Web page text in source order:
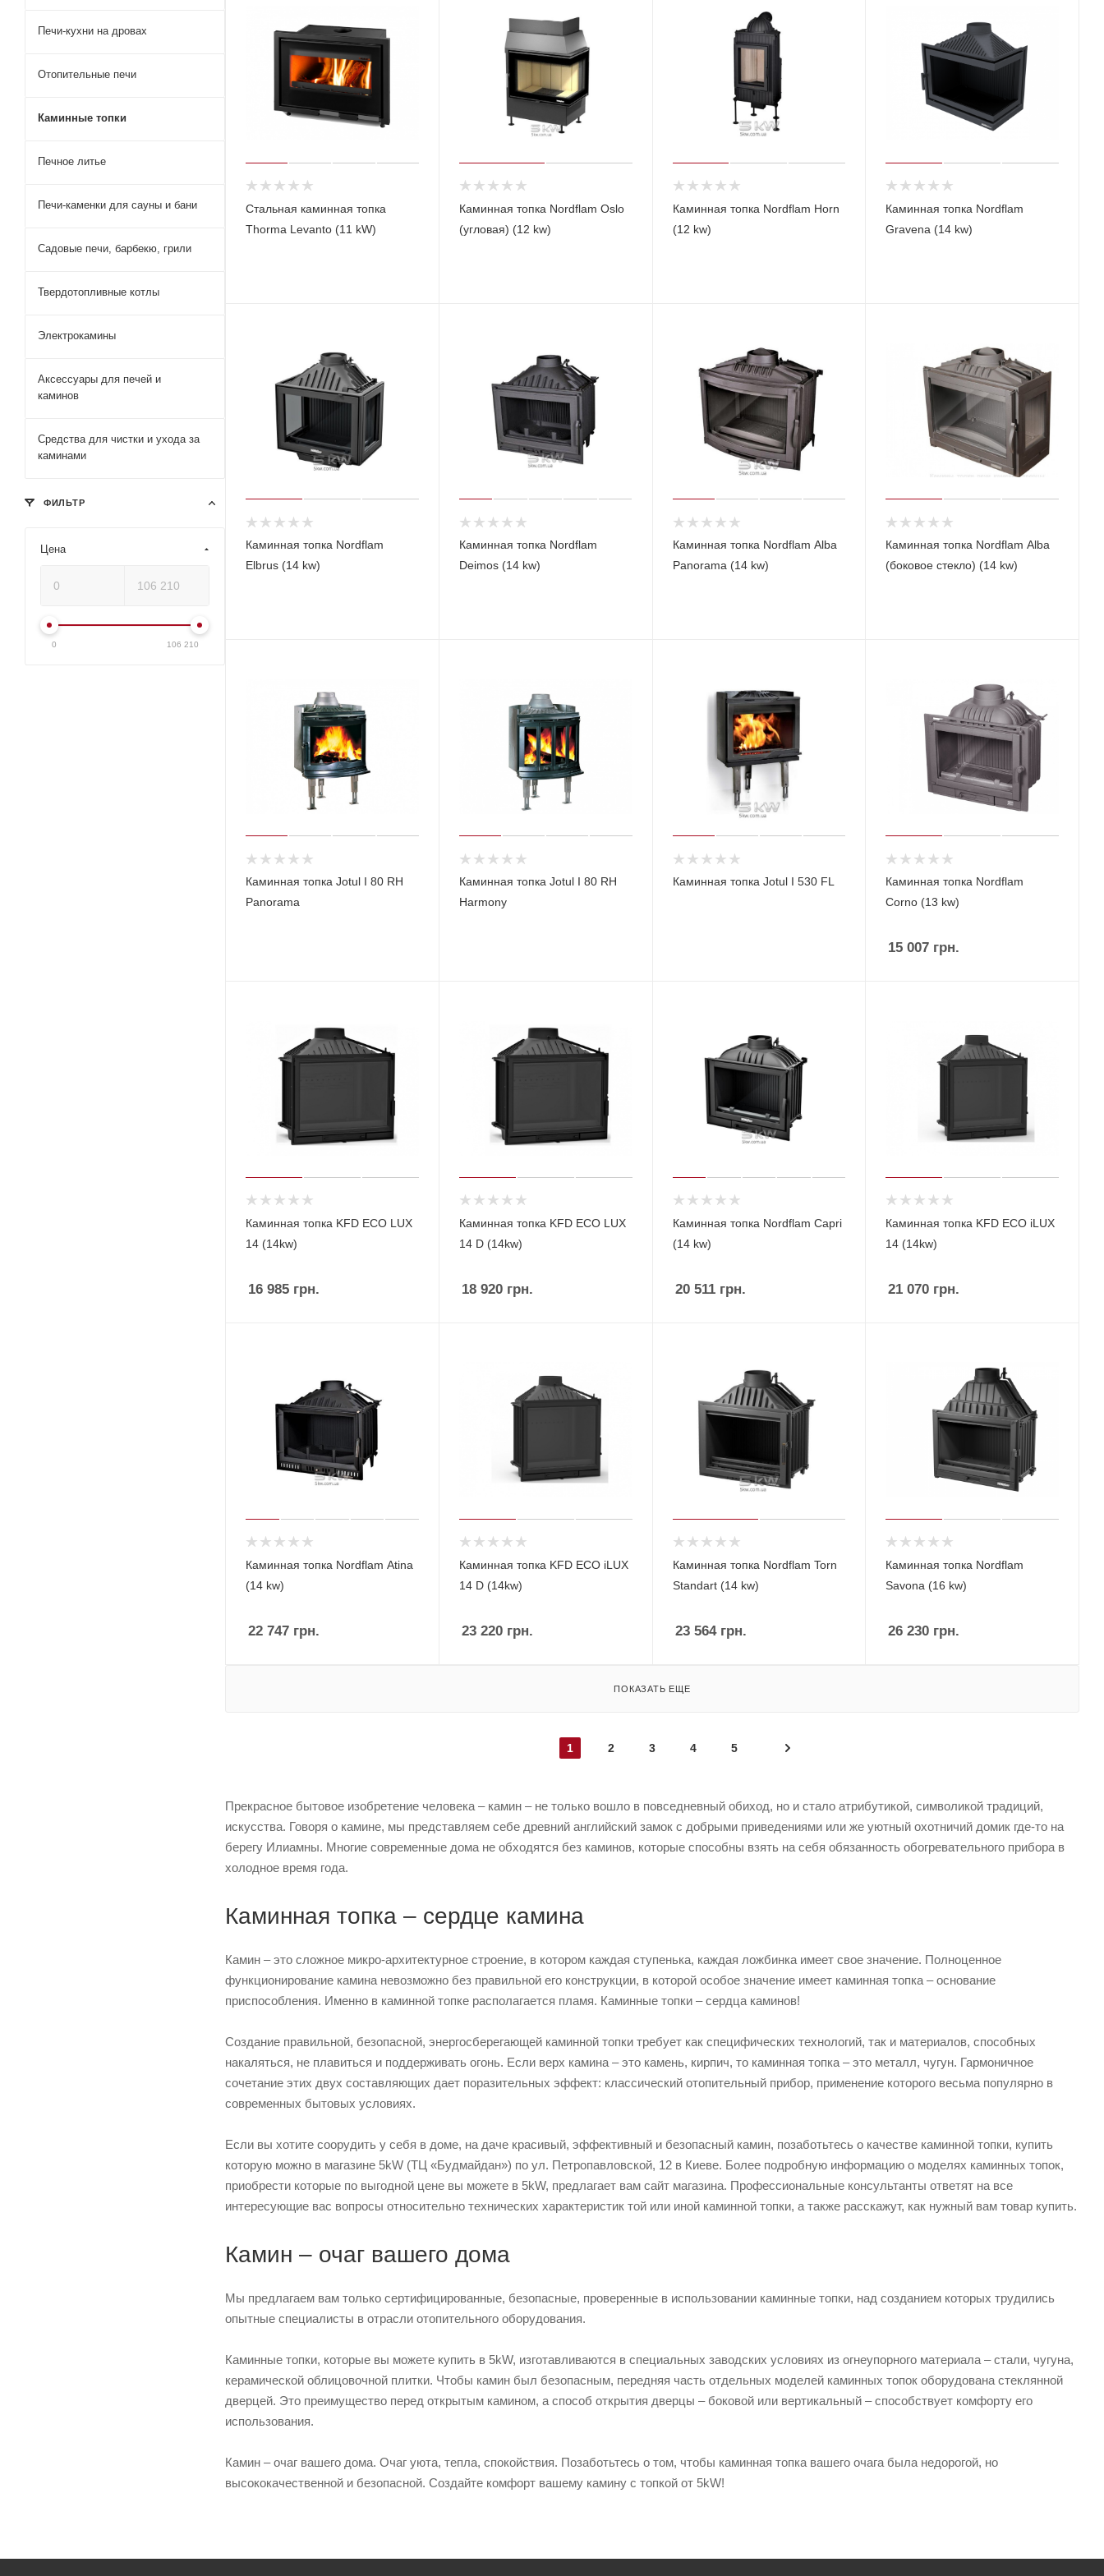
Стальная каминная топка
Thorma Levanto (11 kW)
Каминная топка Nordflam Oslo
(угловая) (12 kw)
Каминная топка Nordflam Horn
(12 kw)
Каминная топка Nordflam
Gravena (14 kw)
Каминная топка Nordflam
Elbrus (14 kw)
Каминная топка Nordflam
Deimos (14 kw)
Каминная топка Nordflam Alba
Panorama (14 kw)
Каминная топка Nordflam Alba
(боковое стекло) (14 kw)
Каминная топка Jotul I 80 RH
Panorama
Каминная топка Jotul I 80 RH
Harmony
Каминная топка Jotul I 530 FL
Каминная топка Nordflam
Corno (13 kw)
15 007 грн.
Каминная топка KFD ECO LUX
14 (14kw)
16 985 грн.
Каминная топка KFD ECO LUX
14 D (14kw)
18 920грн.
Каминная топка Nordflam Capri
(14 kw)
20 511грн.
Каминная топка KFD ECO iLUX
14 (14kw)
21 070 грн.
Каминная топка Nordflam Atina
(14 kw)
22 747 грн.
Каминная топка KFD ECO iLUX
14 D (14kw)
23 220грн.
Каминная топка Nordflam Torn
Standart (14 kw)
23 564грн.
Каминная топка Nordflam
Savona (16 kw)
26 230 грн.
ПОКАЗАТЬ ЕЩЕ
1 2 3 4 5
Прекрасное бытовое изобретение человека – камин – не только вошло в повседневный обиход, но и стало атрибутикой, символикой традиций,
искусства. Говоря о камине, мы представляем себе древний английский замок с добрыми приведениями или же уютный охотничий домик где-то на
берегу Илиамны. Многие современные дома не обходятся без каминов, которые способны взять на себя обязанность обогревательного прибора в
холодное время года.
Каминная топка – сердце камина
Камин – это сложное микро-архитектурное строение, в котором каждая ступенька, каждая ложбинка имеет свое значение. Полноценное
функционирование камина невозможно без правильной его конструкции, в которой особое значение имеет каминная топка – основание
приспособления. Именно в каминной топке располагается пламя. Каминные топки – сердца каминов!
Создание правильной, безопасной, энергосберегающей каминной топки требует как специфических технологий, так и материалов, способных
накаляться, не плавиться и поддерживать огонь. Если верх камина – это камень, кирпич, то каминная топка – это металл, чугун. Гармоничное
сочетание этих двух составляющих дает поразительных эффект: классический отопительный прибор, применение которого весьма популярно в
современных бытовых условиях.
Если вы хотите соорудить у себя в доме, на даче красивый, эффективный и безопасный камин, позаботьтесь о качестве каминной топки, купить
которую можно в магазине 5kW (ТЦ «Будмайдан») по ул. Петропавловской, 12 в Киеве. Более подробную информацию о моделях каминных топок,
приобрести которые по выгодной цене вы можете в 5kW, предлагает вам сайт магазина. Профессиональные консультанты ответят на все
интересующие вас вопросы относительно технических характеристик той или иной каминной топки, а также расскажут, как нужный вам товар купить.
Камин – очаг вашего дома
Мы предлагаем вам только сертифицированные, безопасные, проверенные в использовании каминные топки, над созданием которых трудились
опытные специалисты в отрасли отопительного оборудования.
Каминные топки, которые вы можете купить в 5kW, изготавливаются в специальных заводских условиях из огнеупорного материала – стали, чугуна,
керамической облицовочной плитки. Чтобы камин был безопасным, передняя часть отдельных моделей каминных топок оборудована стеклянной
дверцей. Это преимущество перед открытым камином, а способ открытия дверцы – боковой или вертикальный – способствует комфорту его
использования.
Камин – очаг вашего дома. Очаг уюта, тепла, спокойствия. Позаботьтесь о том, чтобы каминная топка вашего очага была недорогой, но
высококачественной и безопасной. Создайте комфорт вашему камину с топкой от 5kW!
Печи-кухни на дровах
Отопительные печи
Каминные топки
Печное литье
Печи-каменки для сауны и бани
Садовые печи, барбекю, грили
Твердотопливные котлы
Электрокамины
Аксессуары для печей и
каминов
Средства для чистки и ухода за
каминами
ФИЛЬТР
Цена
0 106 210